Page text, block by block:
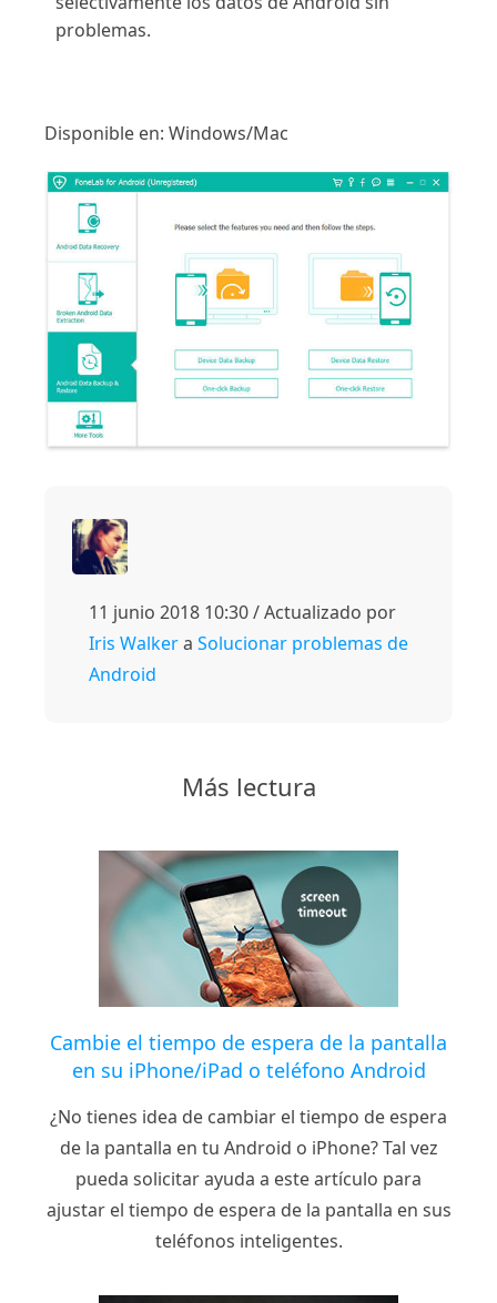
problemas.
Disponible en: Windows/Mac
11 junio 2018 10:30 / Actualizado por
Iris Walkera Solucionar problemas de
Android
Más lectura
Cambie el tiempo de espera de la pantalla
en su iPhone/iPad o teléfono Android
¿No tienes idea de cambiar el tiempo de espera
de la pantalla en tu Android o iPhone? Tal vez
pueda solicitar ayuda a este artículo para
ajustar el tiempo de espera de la pantalla en sus
teléfonos inteligentes.